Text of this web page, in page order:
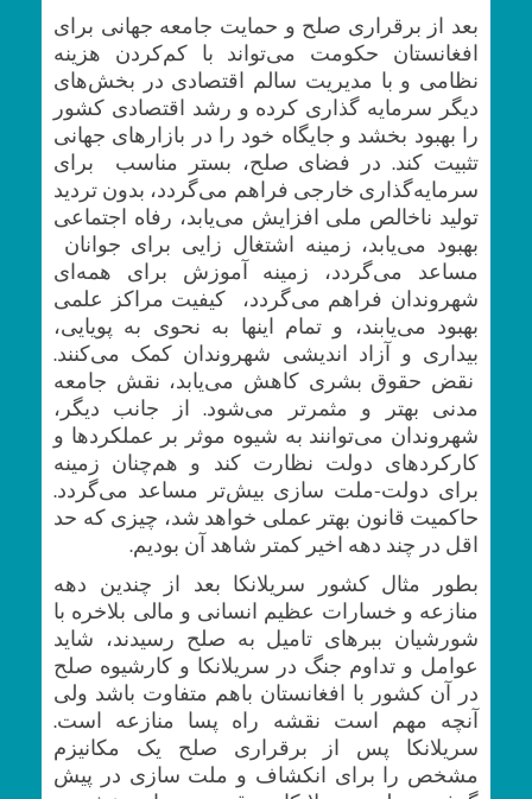
بعد از برقراری صلح و حمایت جامعه جهانی برای
افغانستان حکومت می‌تواند با کم‌کردن هزینه
نظامی و با مدیریت سالم اقتصادی در بخش‌های
دیگر سرمایه گذاری کرده و رشد اقتصادی کشور
را بهبود بخشد و جایگاه خود را در بازارهای جهانی
تثبیت کند. در فضای صلح، بستر مناسب برای
سرمایه‌گذاری خارجی فراهم می‌گردد، بدون تردید
تولید ناخالص ملی افزایش می‌یابد، رفاه اجتماعی
بهبود می‌یابد، زمینه اشتغال زایی برای جوانان
مساعد می‌گردد، زمینه آموزش برای همه‌ای
شهروندان فراهم می‌گردد، کیفیت مراکز علمی
بهبود می‌یابند، و تمام اینها به نحوی به پویایی،
بیداری و آزاد اندیشی شهروندان کمک می‌کنند.
نقض حقوق بشری کاهش می‌یابد، نقش جامعه
مدنی بهتر و مثمرتر می‌شود. از جانب دیگر،
شهروندان می‌توانند به شیوه موثر بر عملکردها و
کارکردهای دولت نظارت کند و هم‌چنان زمینه
برای دولت-ملت سازی بیش‌تر مساعد می‌گردد.
حاکمیت قانون بهتر عملی خواهد شد، چیزی که حد
اقل در چند دهه اخیر کمتر شاهد آن بودیم.
بطور مثال کشور سریلانکا بعد از چندین دهه
منازعه و خسارات عظیم انسانی و مالی بلاخره با
شورشیان ببرهای تامیل به صلح رسیدند، شاید
عوامل و تداوم جنگ در سریلانکا و کارشیوه صلح
در آن کشور با افغانستان باهم متفاوت باشد ولی
آنچه مهم است نقشه راه پسا منازعه است.
سریلانکا پس از برقراری صلح یک مکانیزم
مشخص را برای انکشاف و ملت سازی در پیش